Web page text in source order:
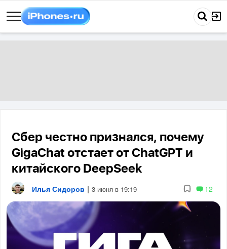
Сбер честно признался, почему
GigaChat отстает от ChatGPT и
китайского DeepSeek
Илья Сидоров | 3 июня в 19:19 12